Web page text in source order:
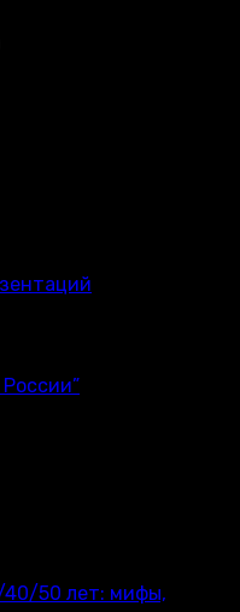
40/50 лет: мифы,